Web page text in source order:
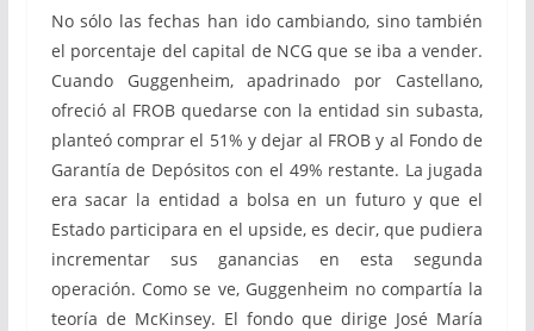
No sólo las fechas han ido cambiando, sino también
el porcentaje del capital de NCG que se iba a vender.
Cuando Guggenheim, apadrinado por Castellano,
ofreció al FROB quedarse con la entidad sin subasta,
planteó comprar el 51% y dejar al FROB y al Fondo de
Garantía de Depósitos con el 49% restante. La jugada
era sacar la entidad a bolsa en un futuro y que el
Estado participara en el upside, es decir, que pudiera
incrementar sus ganancias en esta segunda
operación. Como se ve, Guggenheim no compartía la
teoría de McKinsey. El fondo que dirige José María